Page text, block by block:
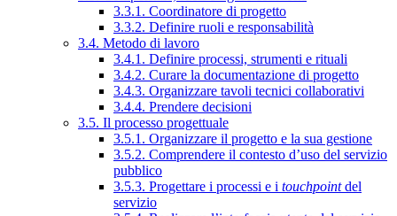
3.3.1. Coordinatore di progetto
3.3.2. Definire ruoli e responsabilità
3.4. Metodo di lavoro
3.4.1. Definire processi, strumenti e rituali
3.4.2. Curare la documentazione di progetto
3.4.3. Organizzare tavoli tecnici collaborativi
3.4.4. Prendere decisioni
3.5. Il processo progettuale
3.5.1. Organizzare il progetto e la sua gestione
3.5.2. Comprendere il contesto d’uso del servizio
pubblico
3.5.3. Progettare i processi e i touchpointdel
servizio